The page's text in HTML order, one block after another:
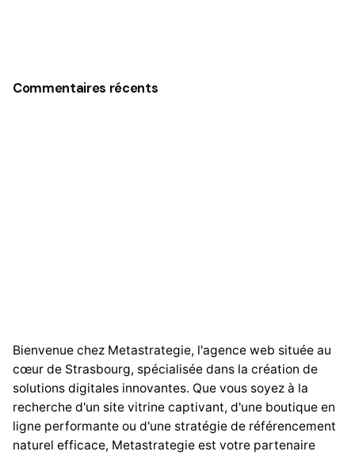
Commentaires récents
Bienvenue chez Metastrategie, l'agence web située au
cœur de Strasbourg, spécialisée dans la création de
solutions digitales innovantes. Que vous soyez à la
recherche d'un site vitrine captivant, d'une boutique en
ligne performante ou d'une stratégie de référencement
naturel efficace, Metastrategie est votre partenaire